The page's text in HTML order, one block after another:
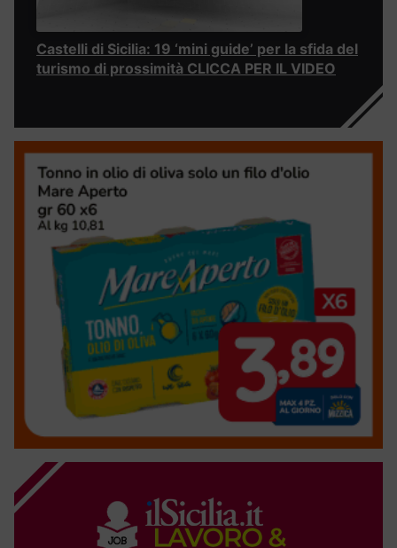
Castelli di Sicilia: 19 ‘mini guide’ per la sfida del
turismo di prossimità CLICCA PER IL VIDEO